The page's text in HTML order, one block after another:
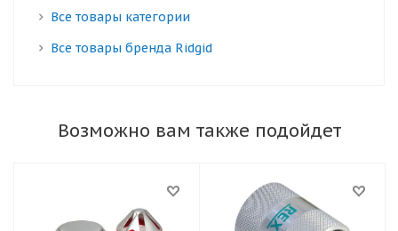
Все товары категории
Все товары бренда Ridgid
Возможно вам также подойдет